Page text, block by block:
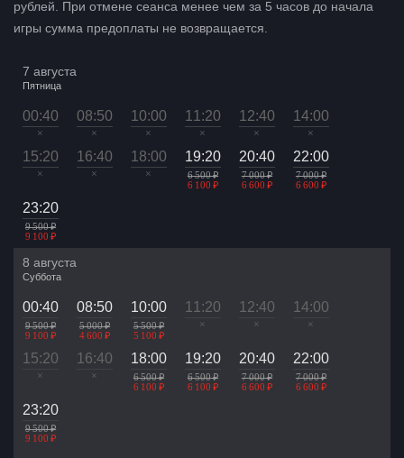
рублей. При отмене сеанса менее чем за 5 часов до начала
игры сумма предоплаты не возвращается.
7 августа
Пятница
00:40
×
08:50
×
10:00
×
11:20
×
12:40
×
14:00
×
15:20
×
16:40
×
18:00
×
19:20
6 500 ₽
6 100 ₽
20:40
7 000 ₽
6 600 ₽
22:00
7 000 ₽
6 600 ₽
23:20
9 500 ₽
9 100 ₽
8 августа
Суббота
00:40
9 500 ₽
9 100 ₽
08:50
5 000 ₽
4 600 ₽
10:00
5 500 ₽
5 100 ₽
11:20
×
12:40
×
14:00
×
15:20
×
16:40
×
18:00
6 500 ₽
6 100 ₽
19:20
6 500 ₽
6 100 ₽
20:40
7 000 ₽
6 600 ₽
22:00
7 000 ₽
6 600 ₽
23:20
9 500 ₽
9 100 ₽